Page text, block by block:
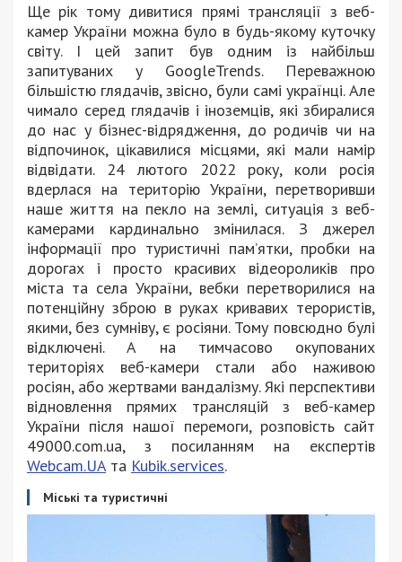
Ще рік тому дивитися прямі трансляції з веб-
камер України можна було в будь-якому куточку
світу. І цей запит був одним із найбільш
запитуваних у GoogleTrends. Переважною
більшістю глядачів, звісно, були самі українці. Але
чимало серед глядачів і іноземців, які збиралися
до нас у бізнес-відрядження, до родичів чи на
відпочинок, цікавилися місцями, які мали намір
відвідати. 24 лютого 2022 року, коли росія
вдерлася на територію України, перетворивши
наше життя на пекло на землі, ситуація з веб-
камерами кардинально змінилася. З джерел
інформації про туристичні пам’ятки, пробки на
дорогах і просто красивих відеороликів про
міста та села України, вебки перетворилися на
потенційну зброю в руках кривавих терористів,
якими, без сумніву, є росіяни. Тому повсюдно булі
відключені. А на тимчасово окупованих
територіях веб-камери стали або наживою
росіян, або жертвами вандалізму. Які перспективи
відновлення прямих трансляцій з веб-камер
України після нашої перемоги, розповість сайт
49000.com.ua, з посиланням на експертів
Webcam.UAта Kubik.services.
Міські та туристичні